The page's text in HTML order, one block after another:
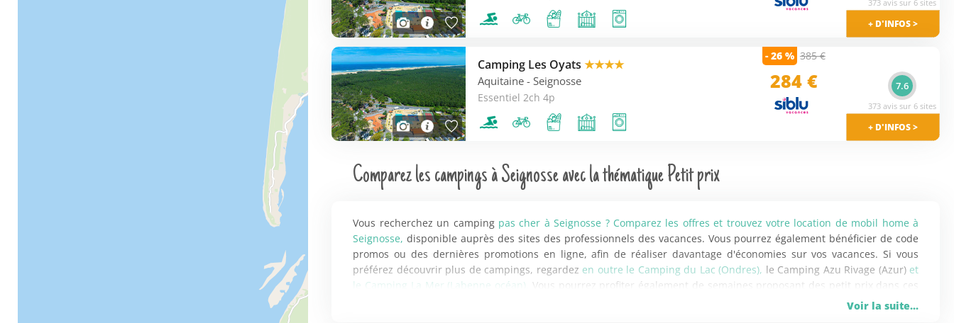
+ D'INFOS >
373 avis sur 6 sites
Camping Les Oyats★★★★
Aquitaine - Seignosse
Essentiel 2ch 4p
- 26 % 385 €
284 €
+ D'INFOS >
7.6
373 avis sur 6 sites
Comparez les campings à Seignosse avec la thématique Petit prix
Vous recherchez un camping pas cher à Seignosse ? Comparez les offres et trouvez votre location de mobil home à
Seignosse, disponible auprès des sites des professionnels des vacances. Vous pourrez également bénéficier de code
promos ou des dernières promotions en ligne, afin de réaliser davantage d'économies sur vos vacances. Si vous
préférez découvrir plus de campings, regardez en outre le Camping du Lac (Ondres), le Camping Azu Rivage (Azur) et
le Camping La Mer (Labenne océan). Vous pourrez profiter également de semaines proposant des petit prix dans ces
Voir la suite...